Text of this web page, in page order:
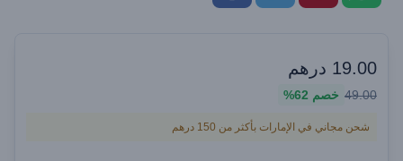
19.00 درهم
49.00 خصم 62%
شحن مجاني في الإمارات بأكثر من 150 درهم